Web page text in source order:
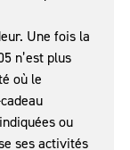
Une fois la
n’est plus
où le
ou
ses activités